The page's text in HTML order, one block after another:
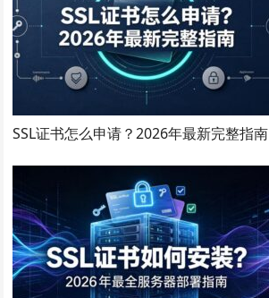
SSL证书怎么申请？2026年最新完整指南